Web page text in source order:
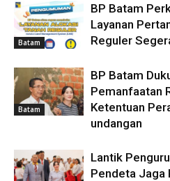
Batam
BP Batam
Layanan
Reguler
Batam
BP Batam
Pemanfaatan
Ketentuan
undangan
Lantik
Pendeta Jaga